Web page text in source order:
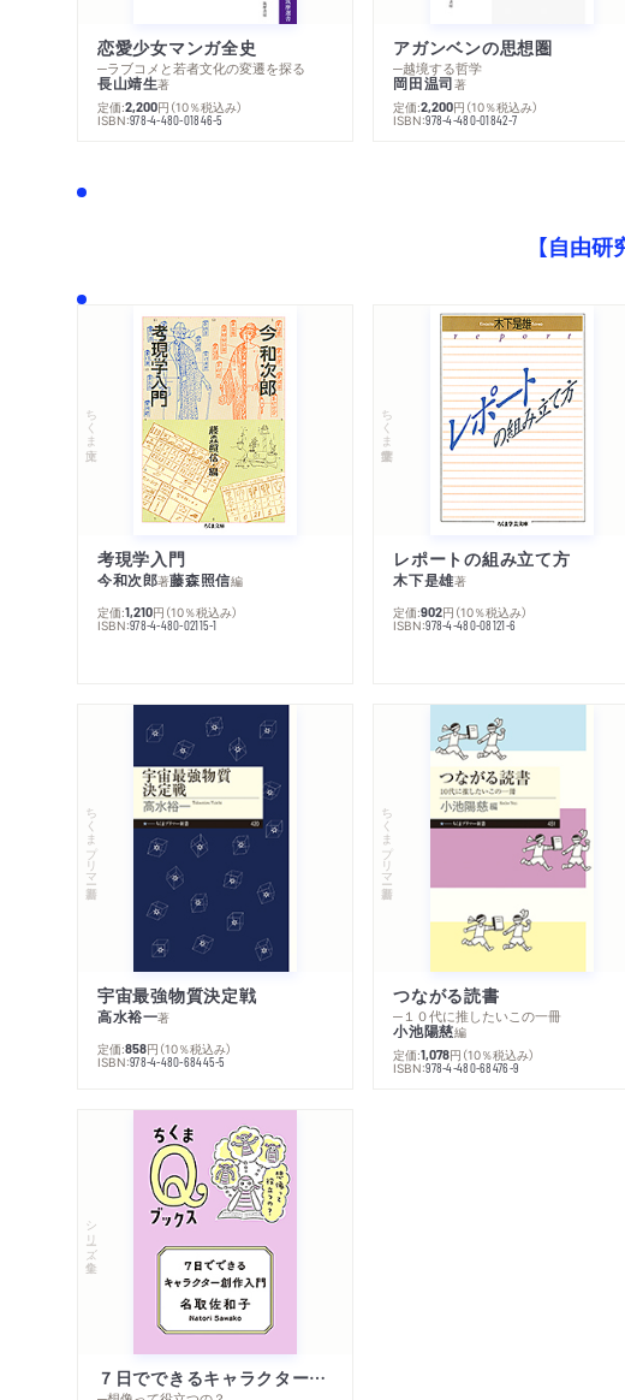
恋愛少女マンガ全史
─ラブコメと若者文化の変遷を探る
長山靖生著
定価:2,200円 （10％税込み）
ISBN:978-4-480-01846-5
アガンベンの思想圏
─越境する哲学
岡田温司著
定価:2,200円 （10％税込み）
ISBN:978-4-480-01842-7
【自由
ちくま文庫
考現学入門
今和次郎著藤森照信編
定価:1,210円 （10％税込み）
ISBN:978-4-480-02115-1
ちくま学芸文庫
レポートの組み立て方
木下是雄著
定価:902円 （10％税込み）
ISBN:978-4-480-08121-6
ちくまプリマー新書
宇宙最強物質決定戦
高水裕一著
定価:858円 （10％税込み）
ISBN:978-4-480-68445-5
ちくまプリマー新書
つながる読書
─１０代に推したいこの一冊
小池陽慈編
定価:1,078円 （10％税込み）
ISBN:978-4-480-68476-9
シリーズ・全集
７日でできるキャラクター創作入門